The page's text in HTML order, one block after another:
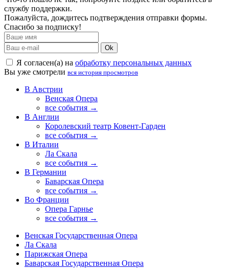
службу поддержки.
Пожалуйста, дождитесь подтверждения отправки формы.
Спасибо за подписку!
Ok
Я согласен(а) на обработку персональных данных
Вы уже смотрели вся история просмотров
В Австрии
Венская Опера
все события →
В Англии
Королевский театр Ковент-Гарден
все события →
В Италии
Ла Скала
все события →
В Германии
Баварская Опера
все события →
Во Франции
Опера Гарнье
все события →
Венская Государственная Опера
Ла Скала
Парижская Опера
Баварская Государственная Опера